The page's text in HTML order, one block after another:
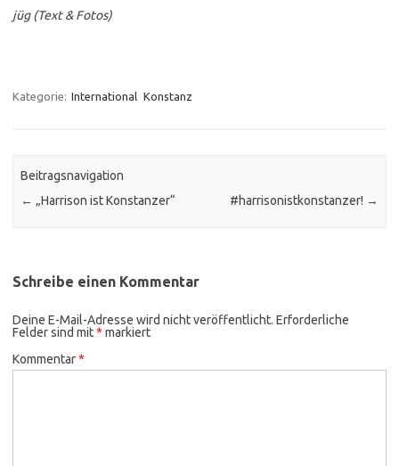
jüg (Text & Fotos)
Kategorie: International Konstanz
Beitragsnavigation
← „Harrison ist Konstanzer“ #harrisonistkonstanzer! →
Schreibe einen Kommentar
Deine E-Mail-Adresse wird nicht veröffentlicht. Erforderliche
Felder sind mit* markiert
Kommentar*